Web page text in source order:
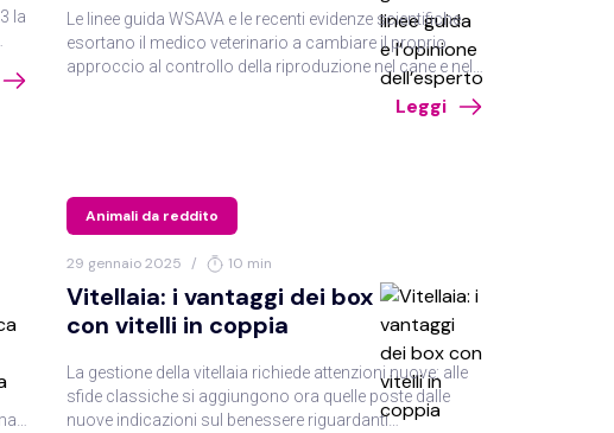
la
Le linee guida WSAVA e le recenti evidenze scientifiche
esortano il medico veterinario a cambiare il proprio
approccio al controllo della riproduzione nel cane e nel
gatto: la gonadectomia non è più la soluzione indicata
per tutti i pazienti, anzi, sono sempre più numerosi i dati
Pisu.
Leggi
Animali da reddito
29 gennaio 2025 / 10 min
Vitellaia: i vantaggi dei box
con vitelli in coppia
La gestione della vitellaia richiede attenzioni nuove: alle
sfide classiche si aggiungono ora quelle poste dalle
nuove indicazioni sul benessere riguardanti